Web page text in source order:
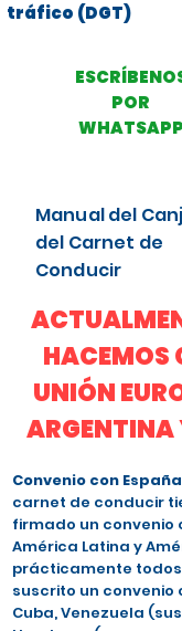
tráfico (DGT)
POR
WHATSAPP
Manual del
del Carnet de
Conducir
HACEMOS
UNIÓN
ARGENTINA
Convenio con España
carnet de conducir
firmado un convenio
América Latina y
prácticamente
suscrito un convenio
Cuba, Venezuela